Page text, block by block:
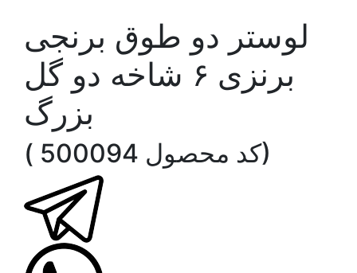
لوستر دو طوق برنجی
برنزی ۶ شاخه دو گل
بزرگ
( کد محصول 500094)